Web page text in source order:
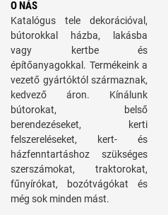
O NÁS
Katalógus tele dekorációval,
bútorokkal házba, lakásba
vagy kertbe és
építőanyagokkal. Termékeink a
vezető gyártóktól származnak,
kedvező áron. Kínálunk
bútorokat, belső
berendezéseket, kerti
felszereléseket, kert- és
házfenntartáshoz szükséges
szerszámokat, traktorokat,
fűnyírókat, bozótvágókat és
még sok minden mást.